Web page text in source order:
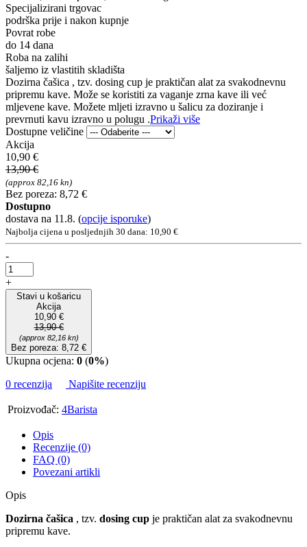
Specijalizirani trgovac
podrška prije i nakon kupnje
Povrat robe
do 14 dana
Roba na zalihi
šaljemo iz vlastitih skladišta
Dozirna čašica , tzv. dosing cup je praktičan alat za svakodnevnu
pripremu kave. Može se koristiti za vaganje zrna kave ili već
mljevene kave. Možete mljeti izravno u šalicu za doziranje i
prevrnuti kavu izravno u polugu .Prikaži više
Dostupne veličine
Akcija
10,90 €
13,90 €
(approx 82,16 kn)
Bez poreza: 8,72 €
Dostupno
dostava na 11.8. (opcije isporuke)
Najbolja cijena u posljednjih 30 dana: 10,90 €
-
+
Stavi u košaricu
Akcija
10,90 €
13,90 €
(approx 82,16 kn)
Bez poreza: 8,72 €
Ukupna ocjena: 0 (0%)
0 recenzija
Napišite recenziju
Proizvođač: 4Barista
Opis
Recenzije (0)
FAQ (0)
Povezani artikli
Opis
Dozirna čašica , tzv. dosing cup je praktičan alat za svakodnevnu
pripremu kave.